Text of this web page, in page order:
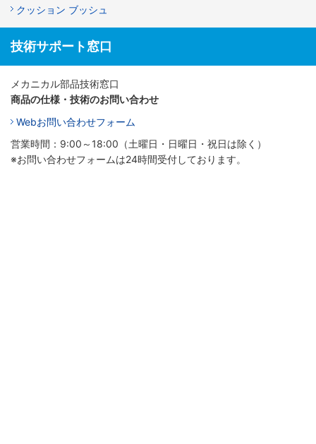
クッション ブッシュ
技術サポート窓口
メカニカル部品技術窓口
商品の仕様・技術のお問い合わせ
Webお問い合わせフォーム
営業時間：9:00～18:00（土曜日・日曜日・祝日は除く）
※お問い合わせフォームは24時間受付しております。